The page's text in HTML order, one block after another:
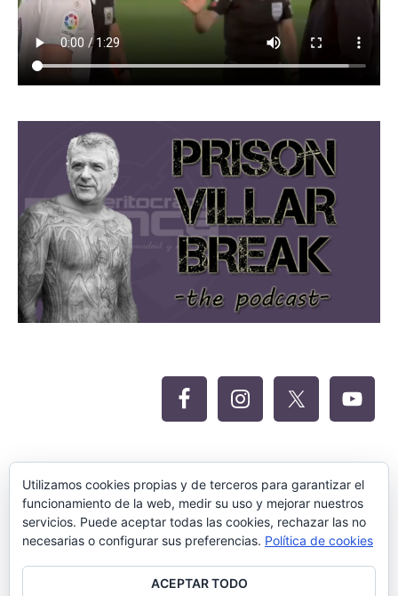
Utilizamos cookies propias y de terceros para garantizar el
funcionamiento de la web, medir su uso y mejorar nuestros
servicios. Puede aceptar todas las cookies, rechazar las no
necesarias o configurar sus preferencias. Política de cookies
ACEPTAR TODO